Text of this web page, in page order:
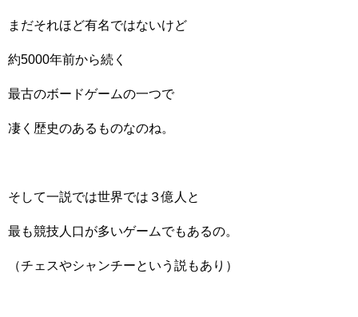
まだそれほど有名ではないけど
約5000年前から続く
最古のボードゲームの一つで
凄く歴史のあるものなのね。
そして一説では世界では３億人と
最も競技人口が多いゲームでもあるの。
（チェスやシャンチーという説もあり）